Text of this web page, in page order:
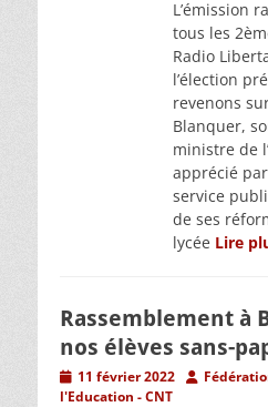
L’émission
tous les
Radio
l’élection
revenons
Blanquer,
ministre de
apprécié
service
de ses
lycée Lire
Rassemblement à
nos élèves sans-
Posted
on
11 février 2022 Author
l'Education - CNT